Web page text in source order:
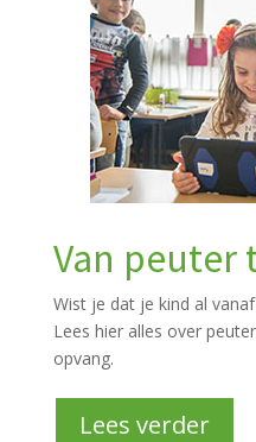
Van peuter
Wist je dat je kind al
Lees hier alles over
opvang.
Lees verder